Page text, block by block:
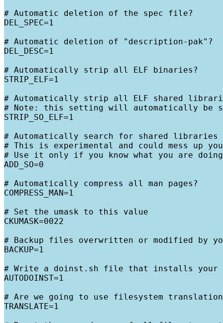
# Automatic deletion of the spec file?
DEL_SPEC=1
# Automatic deletion of "description-pak"?
DEL_DESC=1
# Automatically strip all ELF binaries?
STRIP_ELF=1
# Automatically strip all ELF shared
# Note: this setting will automatically be
STRIP_SO_ELF=1
# Automatically search for shared libraries
# This is experimental and could mess up
# Use it only if you know what you are
ADD_SO=0
# Automatically compress all man pages?
COMPRESS_MAN=1
# Set the umask to this value
CKUMASK=0022
# Backup files overwritten or modified by
BACKUP=1
# Write a doinst.sh file that installs your
AUTODOINST=1
# Are we going to use filesystem
TRANSLATE=1